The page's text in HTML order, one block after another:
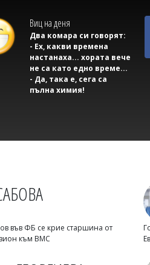
Виц на деня
Два комара си говорят:
- Ех, какви времена
настанаха... хората вече
не са като едно време...
- Да, така е, сега са
пълна химия!
във ФБ се крие старшина от
към ВМС